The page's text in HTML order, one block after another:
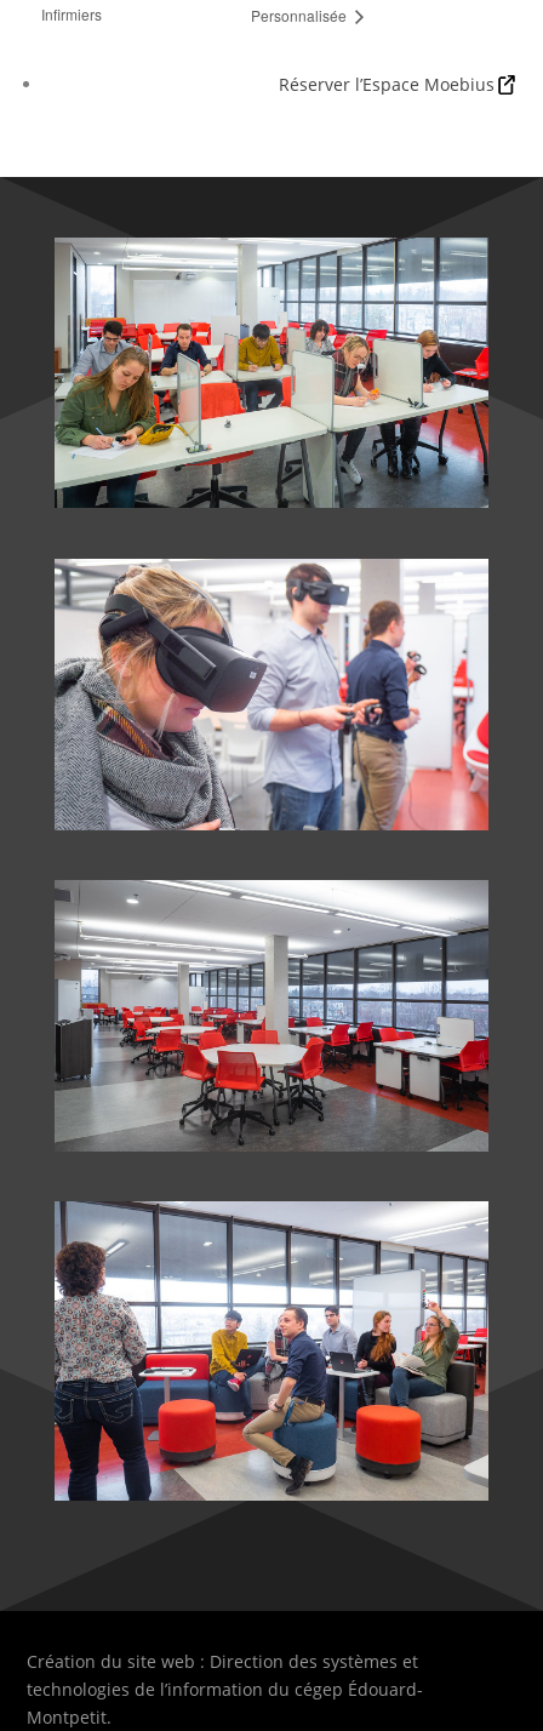
Infirmiers
Personnalisée
Réserver l’Espace Moebius
Création du site web : Direction des systèmes et
technologies de l’information du cégep Édouard-
Montpetit.